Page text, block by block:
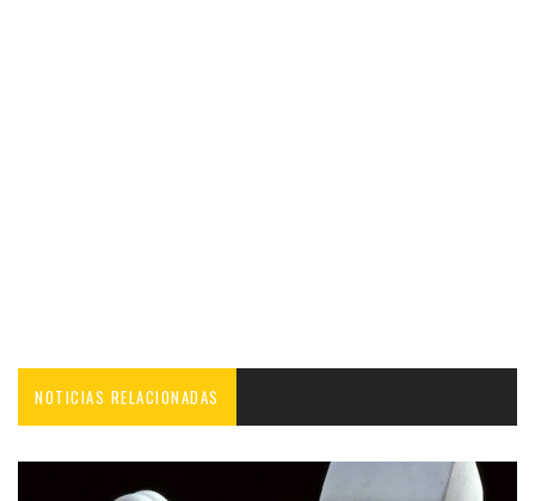
NOTICIAS RELACIONADAS